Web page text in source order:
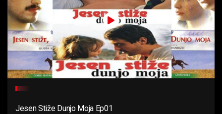
Jesen Stiže Dunjo Moja Ep01